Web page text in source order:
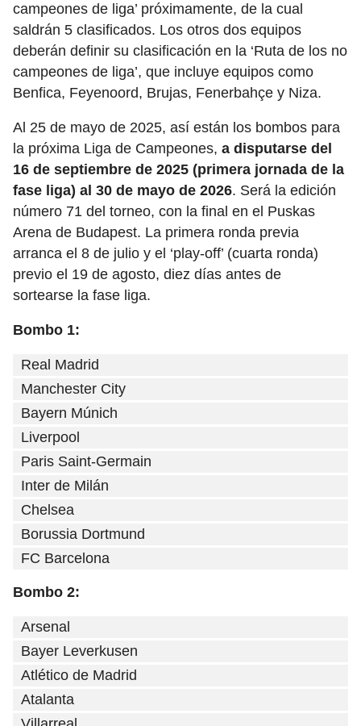
campeones de liga’ próximamente, de la cual
saldrán 5 clasificados. Los otros dos equipos
deberán definir su clasificación en la ‘Ruta de los no
campeones de liga’, que incluye equipos como
Benfica, Feyenoord, Brujas, Fenerbahçe y Niza.
Al 25 de mayo de 2025, así están los bombos para
la próxima Liga de Campeones, a disputarse del
16 de septiembre de 2025 (primera jornada de la
fase liga) al 30 de mayo de 2026. Será la edición
número 71 del torneo, con la final en el Puskas
Arena de Budapest. La primera ronda previa
arranca el 8 de julio y el ‘play-off’ (cuarta ronda)
previo el 19 de agosto, diez días antes de
sortearse la fase liga.
Bombo 1:
Real Madrid
Manchester City
Bayern Múnich
Liverpool
Paris Saint-Germain
Inter de Milán
Chelsea
Borussia Dortmund
FC Barcelona
Bombo 2:
Arsenal
Bayer Leverkusen
Atlético de Madrid
Atalanta